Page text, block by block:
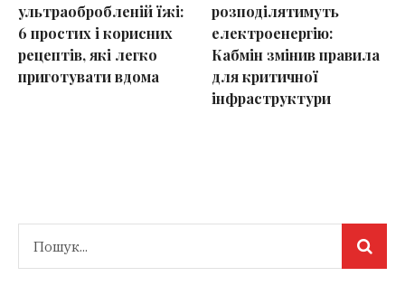
ультраобробленій їжі:
6 простих і корисних
рецептів, які легко
приготувати вдома
розподілятимуть
електроенергію:
Кабмін змінив правила
для критичної
інфраструктури